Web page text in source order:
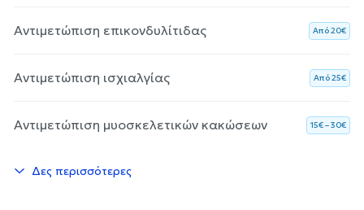
Αντιμετώπιση επικονδυλίτιδας Aπό 20€
Αντιμετώπιση ισχιαλγίας Aπό 25€
Αντιμετώπιση μυοσκελετικών κακώσεων 15€ – 30€
Δες περισσότερες